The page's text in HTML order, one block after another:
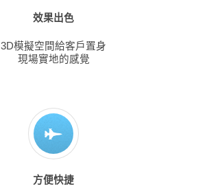
效果出色
3D模擬空間給客戶置身
現場實地的感覺
方便快捷